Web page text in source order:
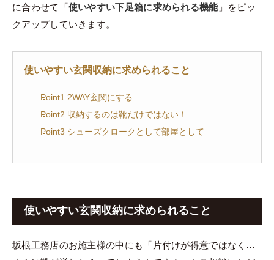
に合わせて「使いやすい下足箱に求められる機能」をピッ
クアップしていきます。
使いやすい玄関収納に求められること
Point1 2WAY玄関にする
Point2 収納するのは靴だけではない！
Point3 シューズクロークとして部屋として
使いやすい玄関収納に求められること
坂根工務店のお施主様の中にも「片付けが得意ではなく…